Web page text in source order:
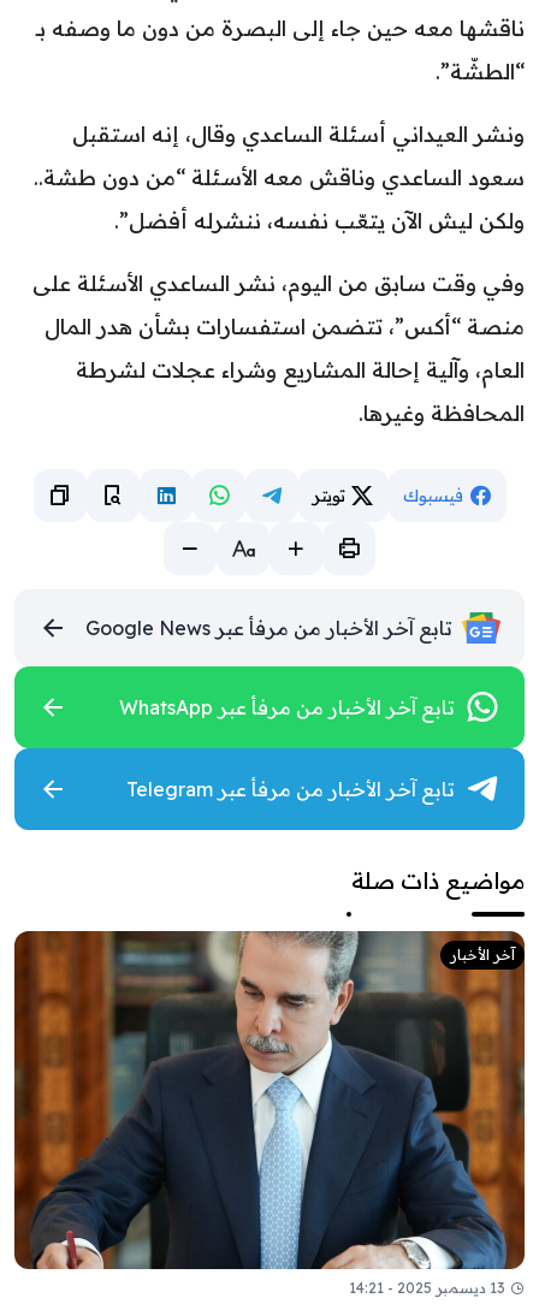
ناقشها معه حين جاء إلى البصرة من دون ما وصفه بـ
“الطشّة”.
ونشر العيداني أسئلة الساعدي وقال، إنه استقبل
سعود الساعدي وناقش معه الأسئلة “من دون طشة..
ولكن ليش الآن يتعّب نفسه، ننشرله أفضل”.
وفي وقت سابق من اليوم، نشر الساعدي الأسئلة على
منصة “أكس”، تتضمن استفسارات بشأن هدر المال
العام، وآلية إحالة المشاريع وشراء عجلات لشرطة
المحافظة وغيرها.
فيسبوك تويتر
تابع آخر الأخبار من مرفأ عبر Google News
تابع آخر الأخبار من مرفأ عبر WhatsApp
تابع آخر الأخبار من مرفأ عبر Telegram
مواضيع ذات صلة
آخر الأخبار
13 ديسمبر 2025 - 14:21